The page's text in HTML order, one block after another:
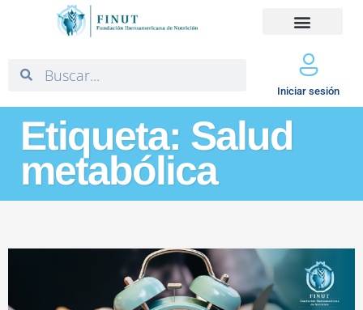
Iniciar sesión
Etiqueta: Salud
metabólica